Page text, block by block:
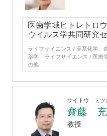
医歯学域ヒトレトロ
ウイルス学共同研究
ライフサイエンス / 薬系化学、
薬学、ライフサイエンス / 医療
の他
サイトウ ミツ
齋藤 充
教授